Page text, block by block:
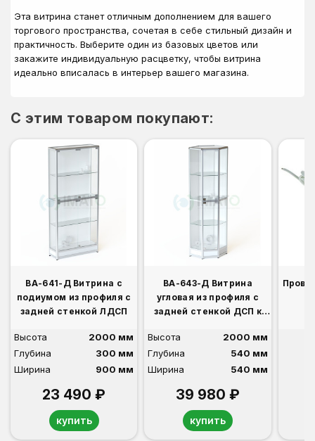
Эта витрина станет отличным дополнением для вашего
торгового пространства, сочетая в себе стильный дизайн и
практичность. Выберите один из базовых цветов или
закажите индивидуальную расцветку, чтобы витрина
идеально вписалась в интерьер вашего магазина.
C этим товаром покупают:
ВА-641-Д Витрина с
подиумом из профиля с
задней стенкой ЛДСП
Высота
2000 мм
Глубина
300 мм
Ширина
900 мм
23 490 ₽
купить
ВА-643-Д Витрина
угловая из профиля с
задней стенкой ДСП к
Высота
2000 мм
Глубина
540 мм
Ширина
540 мм
39 980 ₽
купить